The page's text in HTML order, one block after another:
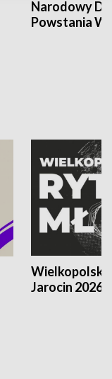
Narodowy
Powstania
Jarocin 2026